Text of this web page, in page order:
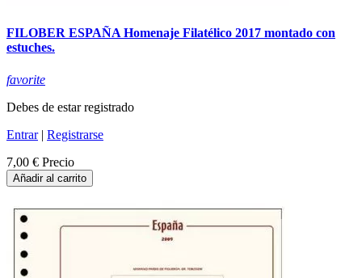
FILOBER ESPAÑA Homenaje Filatélico 2017 montado con
estuches.
favorite
Debes de estar registrado
Entrar| Registrarse
7,00 € Precio
Añadir al carrito